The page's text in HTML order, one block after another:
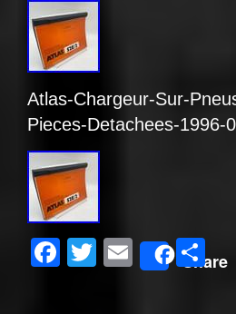
Atlas-Chargeur-Sur-
Pieces-Detachees-1996-
Facebook
Twitter
EmailShare